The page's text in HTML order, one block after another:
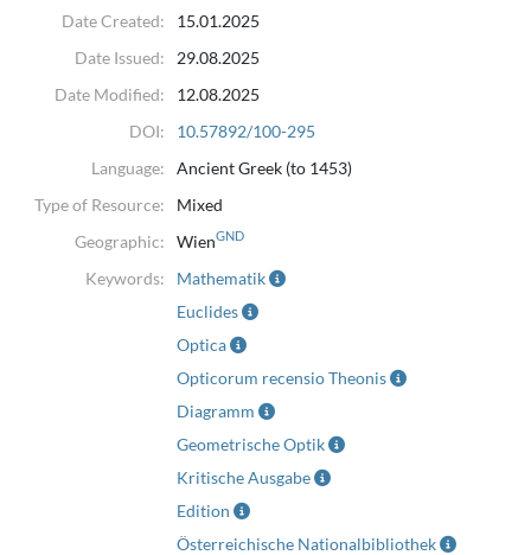
Date Created:
15.01.2025
Date Issued:
29.08.2025
Date Modified:
12.08.2025
DOI:
10.57892/100-295
Language:
Ancient Greek (to 1453)
Type of Resource:
Mixed
Geographic:
WienGND
Keywords:
Mathematik
Euclides
Optica
Opticorum recensio Theonis
Diagramm
Geometrische Optik
Kritische Ausgabe
Edition
Österreichische Nationalbibliothek